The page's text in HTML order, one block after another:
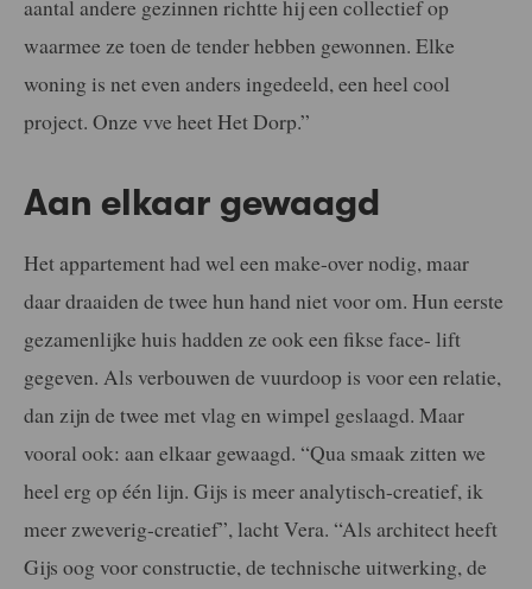
aantal andere gezinnen richtte hij een collectief op
waarmee ze toen de tender hebben gewonnen. Elke
woning is net even anders ingedeeld, een heel cool
project. Onze vve heet Het Dorp.”
Aan elkaar gewaagd
Het appartement had wel een make-over nodig, maar
daar draaiden de twee hun hand niet voor om. Hun eerste
gezamenlijke huis hadden ze ook een fikse face- lift
gegeven. Als verbouwen de vuurdoop is voor een relatie,
dan zijn de twee met vlag en wimpel geslaagd. Maar
vooral ook: aan elkaar gewaagd. “Qua smaak zitten we
heel erg op één lijn. Gijs is meer analytisch-creatief, ik
meer zweverig-creatief”, lacht Vera. “Als architect heeft
Gijs oog voor constructie, de technische uitwerking, de